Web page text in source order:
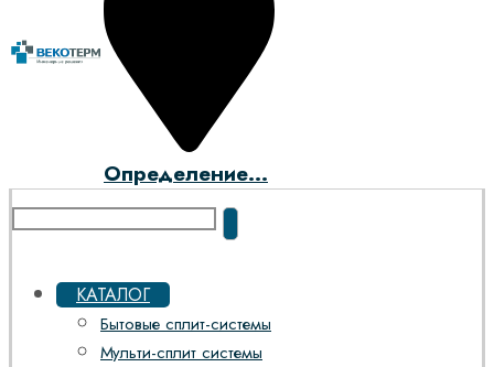
Определение...
КАТАЛОГ
Бытовые сплит-системы
Мульти-сплит системы